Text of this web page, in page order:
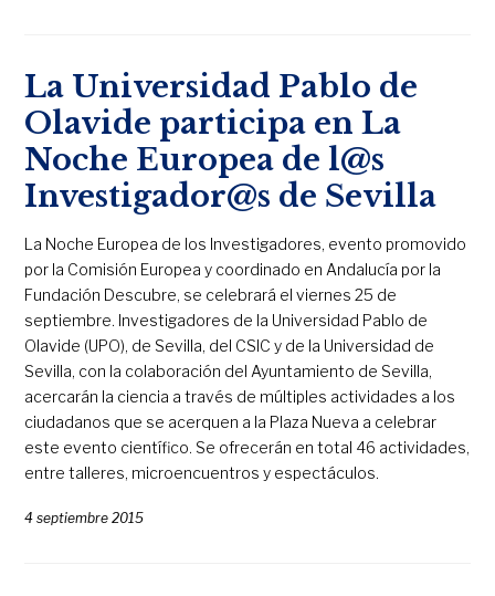
La Universidad Pablo de
Olavide participa en La
Noche Europea de l@s
Investigador@s de Sevilla
La Noche Europea de los Investigadores, evento promovido
por la Comisión Europea y coordinado en Andalucía por la
Fundación Descubre, se celebrará el viernes 25 de
septiembre. Investigadores de la Universidad Pablo de
Olavide (UPO), de Sevilla, del CSIC y de la Universidad de
Sevilla, con la colaboración del Ayuntamiento de Sevilla,
acercarán la ciencia a través de múltiples actividades a los
ciudadanos que se acerquen a la Plaza Nueva a celebrar
este evento científico. Se ofrecerán en total 46 actividades,
entre talleres, microencuentros y espectáculos.
4 septiembre 2015